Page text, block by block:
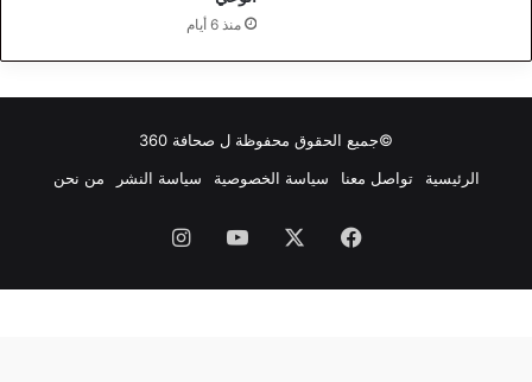
منذ 6 أيام
©جميع الحقوق محفوظة ل صحافة 360
الرئيسية
تواصل معنا سياسة الخصوصية سياسة النشر من نحن
فيسبوك ‫YouTube